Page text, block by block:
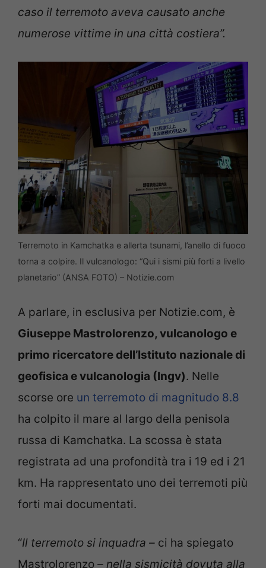
caso il terremoto aveva causato anche
numerose vittime in una città costiera”.
Terremoto in Kamchatka e allerta tsunami, l’anello di fuoco
torna a colpire. Il vulcanologo: “Qui i sismi più forti a livello
planetario” (ANSA FOTO) – Notizie.com
A parlare, in esclusiva per Notizie.com, è
Giuseppe Mastrolorenzo, vulcanologo e
primo ricercatore dell’Istituto nazionale di
geofisica e vulcanologia (Ingv). Nelle
scorse ore un terremoto di magnitudo 8.8
ha colpito il mare al largo della penisola
russa di Kamchatka. La scossa è stata
registrata ad una profondità tra i 19 ed i 21
km. Ha rappresentato uno dei terremoti più
forti mai documentati.
“Il terremoto si inquadra – ci ha spiegato
Mastrolorenzo – nella sismicità dovuta alla